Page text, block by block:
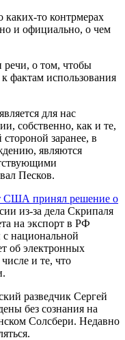
каких-то контрмерах
и официально, о чем
о том, чтобы
фактам использования
для нас
собственно, как и те,
заранее, в
являются
Песков.
США принял решение о
из-за дела Скрипаля
на экспорт в РФ
с национальной
об электронных
и те, что
разведчик Сергей
без сознания на
Солсбери. Недавно